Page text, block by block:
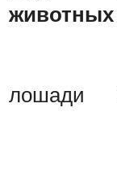
животных
лошади